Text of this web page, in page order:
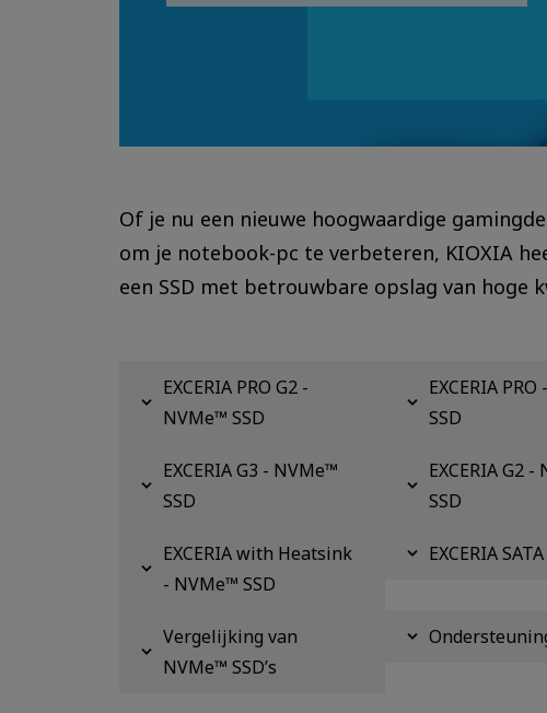
Of je nu een nieuwe hoogwaardige
om je notebook-pc te verbeteren, KIOXIA
een SSD met betrouwbare opslag van
EXCERIA PRO G2 -
NVMe™ SSD
EXCERIA
SSD
EXCERIA G3 - NVMe™
SSD
EXCERIA G2 -
SSD
EXCERIA with Heatsink
- NVMe™ SSD
EXCERIA
Vergelijking van
NVMe™ SSD’s